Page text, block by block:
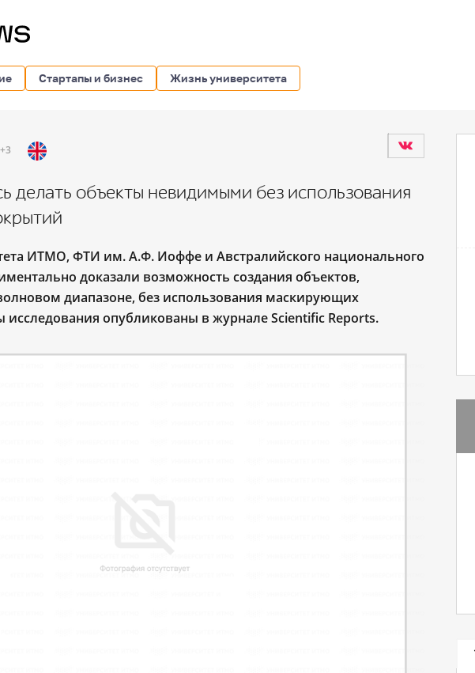
Стартапы и бизнес Жизнь университета
делать объекты невидимыми без использования
ИТМО, ФТИ им. А.Ф. Иоффе и Австралийского национального
доказали возможность создания объектов,
диапазоне, без использования маскирующих
исследования опубликованы в журнале Scientific Reports.